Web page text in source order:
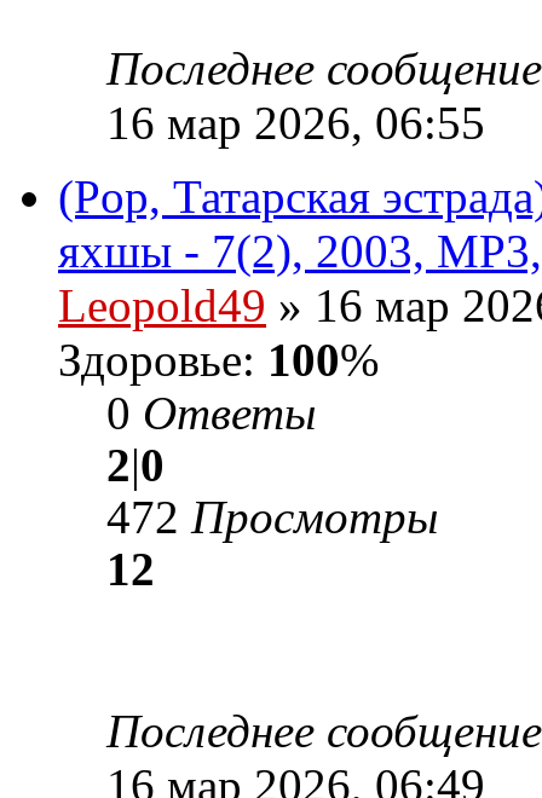
Последнее
16 мар 2026, 06:55
(Pop, Татарская
яхшы - 7(2), 2003,
Leopold49 » 16 мар
Здоровье: 100%
0 Ответы
2|0
472 Просмотры
12
Последнее
16 мар 2026, 06:49